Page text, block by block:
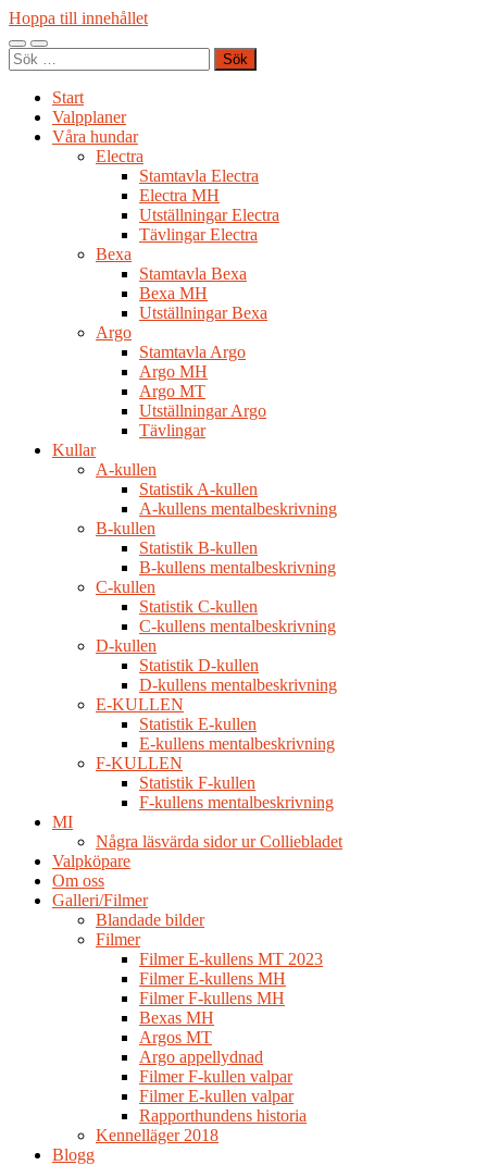
Hoppa till innehållet
Slå
på/av
Slå
på/av
Sök
efter:
Start
Valpplaner
Våra hundar
Electra
Stamtavla Electra
Electra MH
Utställningar Electra
Tävlingar Electra
Bexa
Stamtavla Bexa
Bexa MH
Utställningar Bexa
Argo
Stamtavla Argo
Argo MH
Argo MT
Utställningar Argo
Tävlingar
Kullar
A-kullen
Statistik A-kullen
A-kullens mentalbeskrivning
B-kullen
Statistik B-kullen
B-kullens mentalbeskrivning
C-kullen
Statistik C-kullen
C-kullens mentalbeskrivning
D-kullen
Statistik D-kullen
D-kullens mentalbeskrivning
E-KULLEN
Statistik E-kullen
E-kullens mentalbeskrivning
F-KULLEN
Statistik F-kullen
F-kullens mentalbeskrivning
MI
Några läsvärda sidor ur Colliebladet
Valpköpare
Om oss
Galleri/Filmer
Blandade bilder
Filmer
Filmer E-kullens MT 2023
Filmer E-kullens MH
Filmer F-kullens MH
Bexas MH
Argos MT
Argo appellydnad
Filmer F-kullen valpar
Filmer E-kullen valpar
Rapporthundens historia
Kennelläger 2018
Blogg